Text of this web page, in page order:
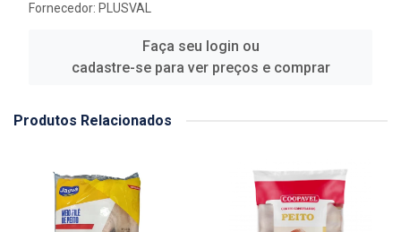
Fornecedor: PLUSVAL
Faça seu login ou
cadastre-se para ver preços e comprar
Produtos Relacionados